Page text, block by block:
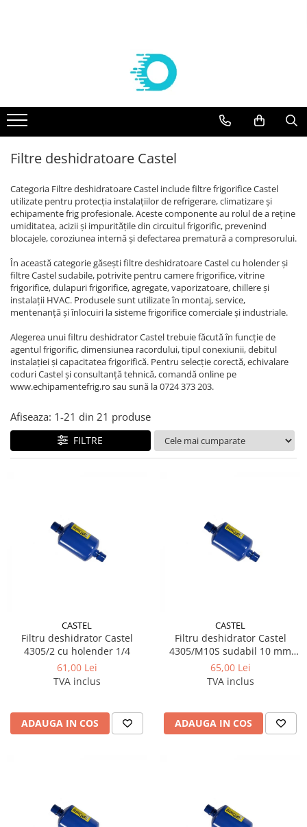
FILTRE CASTEL
Valve Solenoid
VALVE SOLENOID CASTEL
VALVE TERMOSTATICE DANFOSS
Cartuse si carcase
CARTUSE DANFOSS
Condensatoare
Racorduri absorbtie vibratii
REZISTENTE DIGIVRARE
REZISTENTE SILICONICE
Uleiuri
Ventilatoare
Ventilatoare EbmPapst
Ventilatoare WEIGUANG
Ventilatoare turbina
VENTILATOARE AXIALE
AGREGATE EMBRACO R 134a
AGREGATE EMBRACO R 404a
Agregate Tecumseh
AGREGATE TECUMSEH R 134a
Compresoare frigorifice Embraco
R404A
Compresoare frigorifice Embraco
R290
Compresoare Embraco R600a
Compresoare Tecumseh
Compresoare Tecumseh R134a
Compresoare Tecumseh R404A
Compresoare Copeland
Compresoare Cubigel
Compresoare Cubigel R134a
Compresoare Cubigel R404a
Compresoare Jiaxipera
VAPORIZATOARE ECO-MODINE
Vaporizatoare ECO - Slim EVS
VAPORIZATOARE cubiceECO GCE/
CTE PAS 6 REFRIGERARE
PAS 8 REFRIGERARE/CONGELARE
PAS 8.5 REFRIGERARE/ CONGELARE
VAPORIZATOARE ECO- pas 3
dubluflux GDE refrigerare
Vaporizatoare GUNAY
Vaporizatoare CUBICE GUNAY
Vaporizatoare GUNAY DUBLU FLUX
Vaporizatoare GUNAY UNGHIULARE
VAPORIZATOARE LU-VE
Solutii curatare/igienizare
SUPORTI AER CONDITIONAT
KITURI INSTALARE AER
CONDITIONAT
ACCESORII AER CONDITIONAT
Filtre deshidratoare Castel
Categoria Filtre deshidratoare Castel include filtre frigorifice Castel
utilizate pentru protecția instalațiilor de refrigerare, climatizare și
echipamente frig profesionale. Aceste componente au rolul de a reține
umiditatea, acizii și impuritățile din circuitul frigorific, prevenind
blocajele, coroziunea internă și defectarea prematură a compresorului.
În această categorie găsești filtre deshidratoare Castel cu holender și
filtre Castel sudabile, potrivite pentru camere frigorifice, vitrine
frigorifice, dulapuri frigorifice, agregate, vaporizatoare, chillere și
instalații HVAC. Produsele sunt utilizate în montaj, service,
mentenanță și înlocuiri la sisteme frigorifice comerciale și industriale.
Alegerea unui filtru deshidrator Castel trebuie făcută în funcție de
agentul frigorific, dimensiunea racordului, tipul conexiunii, debitul
instalației și capacitatea frigorifică. Pentru selecție corectă, echivalare
coduri Castel și consultanță tehnică, comandă online pe
www.echipamentefrig.ro sau sună la 0724 373 203.
Afiseaza: 1-21 din 21 produse
FILTRE
CASTEL
Filtru deshidrator Castel
4305/2 cu holender 1/4
61,00 Lei
TVA inclus
ADAUGA IN COS
CASTEL
Filtru deshidrator Castel
4305/M10S sudabil 10 mm
ODS
65,00 Lei
TVA inclus
ADAUGA IN COS